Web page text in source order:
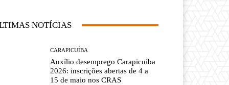
NOTÍCIAS
CARAPICUÍBA
Auxílio desemprego Carapicuíba
2026: inscrições abertas de 4 a
15 de maio nos CRAS